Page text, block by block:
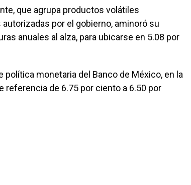
que agrupa productos volátiles
por el gobierno, aminoró su
anuales al alza, para ubicarse en 5.08 por
monetaria del Banco de México, en la
referencia de 6.75 por ciento a 6.50 por